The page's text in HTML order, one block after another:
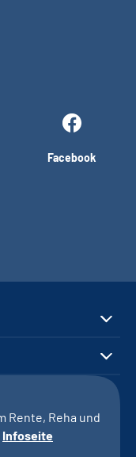
Facebook
Rente, Reha und
Infoseite